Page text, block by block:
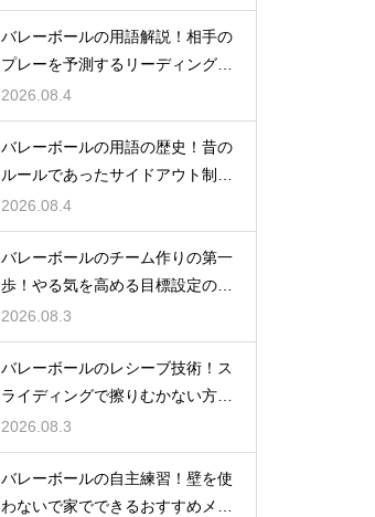
バレーボールの用語解説！相手の
プレーを予測するリーディングと
は何か
2026.08.4
バレーボールの用語の歴史！昔の
ルールであったサイドアウト制と
は何か
2026.08.4
バレーボールのチーム作りの第一
歩！やる気を高める目標設定の仕
方とは
2026.08.3
バレーボールのレシーブ技術！ス
ライディングで擦りむかない方法
を伝授
2026.08.3
バレーボールの自主練習！壁を使
わないで家でできるおすすめメニ